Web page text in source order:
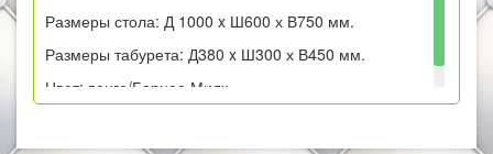
Размеры стола: Д 1000 x Ш600 х В750 мм.
Размеры табурета: Д380 x Ш300 х В450 мм.
Цвет: венге/Барнео Милк